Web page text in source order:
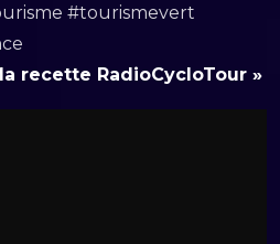
#tourismevert
recette RadioCycloTour »